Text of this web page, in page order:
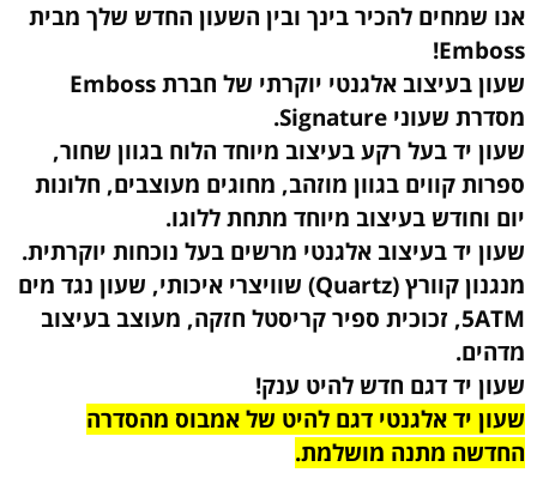
אנו שמחים להכיר בינך ובין השעון החדש שלך מבית
Emboss!
שעון בעיצוב אלגנטי יוקרתי של חברת Emboss
מסדרת שעוני Signature.
שעון יד בעל רקע בעיצוב מיוחד הלוח בגוון שחור,
ספרות קווים בגוון מוזהב, מחוגים מעוצבים, חלונות
יום וחודש בעיצוב מיוחד מתחת ללוגו.
שעון יד בעיצוב אלגנטי מרשים בעל נוכחות יוקרתית.
מנגנון קוורץ (Quartz) שוויצרי איכותי, שעון נגד מים
5ATM, זכוכית ספיר קריסטל חזקה, מעוצב בעיצוב
מדהים.
שעון יד דגם חדש להיט ענק!
שעון יד אלגנטי דגם להיט של אמבוס מהסדרה
החדשה מתנה מושלמת.